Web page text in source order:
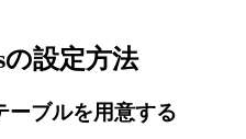
の設定方法
ーブルを用意する